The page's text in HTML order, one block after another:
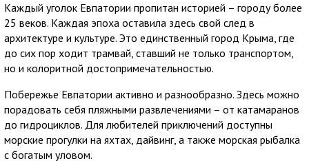
Каждый уголок Евпатории пропитан историей – городу более
25 веков. Каждая эпоха оставила здесь свой след в
архитектуре и культуре. Это единственный город Крыма, где
до сих пор ходит трамвай, ставший не только транспортом,
но и колоритной достопримечательностью.
Побережье Евпатории активно и разнообразно. Здесь можно
порадовать себя пляжными развлечениями – от катамаранов
до гидроциклов. Для любителей приключений доступны
морские прогулки на яхтах, дайвинг, а также морская рыбалка
с богатым уловом.